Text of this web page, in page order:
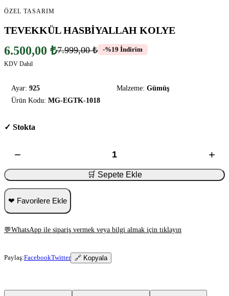
ÖZEL TASARIM
TEVEKKÜL HASBİYALLAH KOLYE
6.500,00 ₺7.999,00 ₺ -%19 İndirim
KDV Dahil
Ayar: 925 Malzeme: Gümüş
Ürün Kodu: MG-EGTK-1018
✓ Stokta
− +
🛒 Sepete Ekle
❤ Favorilere Ekle
💬WhatsApp ile sipariş vermek veya bilgi almak için tıklayın
Paylaş:FacebookTwitter 🔗 Kopyala